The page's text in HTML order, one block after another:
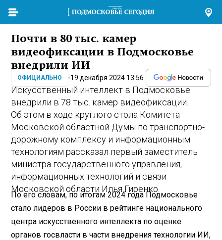
Почти в 80 тыс. камер
видеофиксации в Подмосковье
внедрили ИИ
ОФИЦИАЛЬНО 19 декабря 2024 13:56
Искусственный интеллект в Подмосковье
внедрили в 78 тыс. камер видеофиксации.
Об этом в ходе круглого стола Комитета
Московской областной Думы по транспортно-
дорожному комплексу и информационным
технологиям рассказал первый заместитель
министра государственного управления,
информационных технологий и связи
Московской области Илья Гиренко.
По его словам, по итогам 2024 года Подмосковье
стало лидеров в России в рейтинге национального
центра искусственного интеллекта по оценке
органов госвласти в части внедрения технологии ИИ,